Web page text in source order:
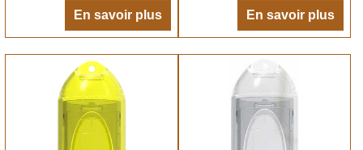
En savoir plus En savoir plus